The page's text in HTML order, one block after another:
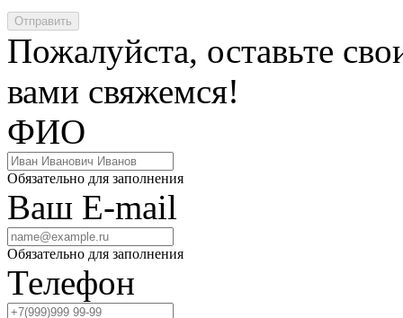
Отправить
Пожалуйста, оставьте
вами свяжемся!
ФИО
Обязательно для заполнения
Ваш E-mail
Обязательно для заполнения
Телефон